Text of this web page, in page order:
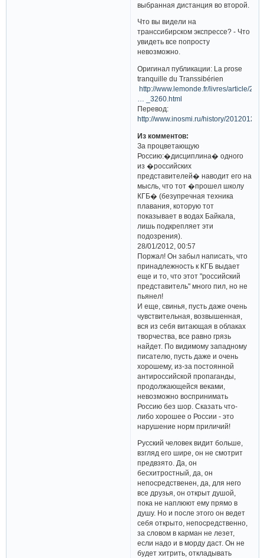
выбранная дистанция во второй.
Что вы видели на
транссибирском экспрессе? - Что
увидеть все попросту
невозможно.
Оригинал публикации: La prose
tranquille du Transsibérien
http://www.lemonde.fr/livres/article/20
… _3260.html
Перевод:
http://www.inosmi.ru/history/20120128/
Из комментов:
За процветающую
Россию:�дисциплина� одного
из �российских
представителей� наводит его на
мысль, что тот �прошел школу
КГБ� (безупречная техника
плавания, которую тот
показывает в водах Байкала,
лишь подкрепляет эти
подозрения).
28/01/2012, 00:57
Поржал! Он забыл написать, что
принадлежность к КГБ выдает
еще и то, что этот "российский
представитель" много пил, но не
пьянел!
И еще, свинья, пусть даже очень
чувствительная, возвышенная,
вся из себя витающая в облаках
творчества, все равно грязь
найдет. По видимому западному
писателю, пусть даже и очень
хорошему, из-за постоянной
антироссийской пропаганды,
продолжающейся веками,
невозможно воспринимать
Россию без шор. Сказать что-
либо хорошее о России - это
нарушение норм приличий!
Русский человек видит больше,
взгляд его шире, он не смотрит
предвзято. Да, он
бесхитростный, да, он
непосредственен, да, для него
все друзья, он открыт душой,
пока не наплюют ему прямо в
душу. Но и после этого он ведет
себя открыто, непосредственно,
за словом в карман не лезет,
если надо и в морду даст. Он не
будет хитрить, откладывать